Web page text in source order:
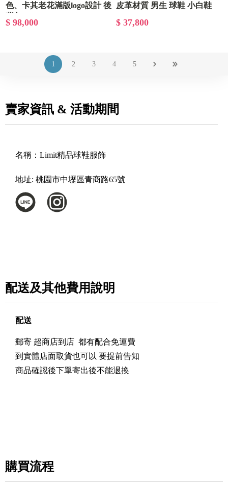
色、卡其老花滿版logo設計 後
$ 98,000
皮革材質 男生 球鞋 小白鞋
$ 37,800
1 2 3 4 5
賣家資訊 & 活動期間
名稱： Limit精品球鞋服飾
地址: 桃園市中壢區青商路65號
配送及其他費用說明
配送
郵寄 超商店到店 都有配合免運費
到實體店面取貨也可以 要提前告知
商品確認後下單寄出後不能退換
購買流程